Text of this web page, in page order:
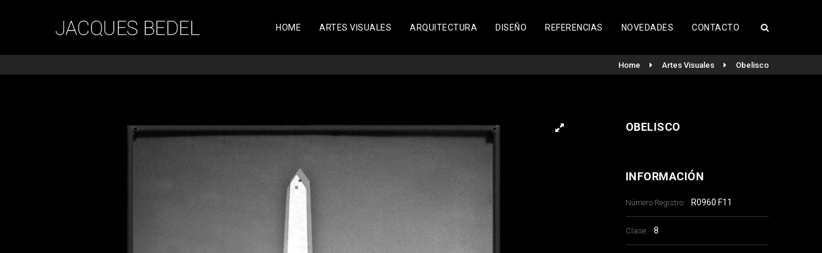
HOME ARTES VISUALES ARQUITECTURA DISEÑO REFERENCIAS NOVEDADES CONTACTO
Home Artes Visuales Obelisco
OBELISCO
INFORMACIÓN
Número Registro: R0960 F11
Clase: 8